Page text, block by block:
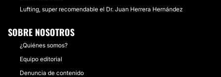
Lufting, super recomendable el Dr. Juan Herrera Hernández
SOBRE NOSOTROS
¿Quiénes somos?
Equipo editorial
Denuncia de contenido